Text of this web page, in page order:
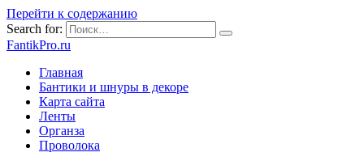
Перейти к содержанию
Search for:
FantikPro.ru
Главная
Бантики и шнуры в декоре
Карта сайта
Ленты
Органза
Проволока